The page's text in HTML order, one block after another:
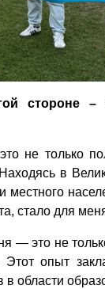
стороне –
не только
в
местного
стало для
— это не
Этот опыт
в области